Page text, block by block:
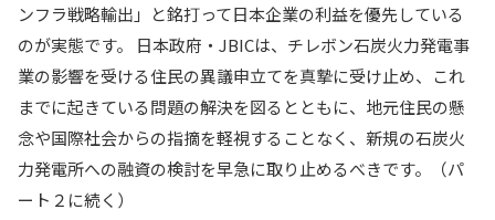
ンフラ戦略輸出」と銘打って日本企業の利益を優先している
のが実態です。 日本政府・JBICは、チレボン石炭火力発電事
業の影響を受ける住民の異議申立てを真摯に受け止め、これ
までに起きている問題の解決を図るとともに、地元住民の懸
念や国際社会からの指摘を軽視することなく、新規の石炭火
力発電所への融資の検討を早急に取り止めるべきです。（パ
ート２に続く）